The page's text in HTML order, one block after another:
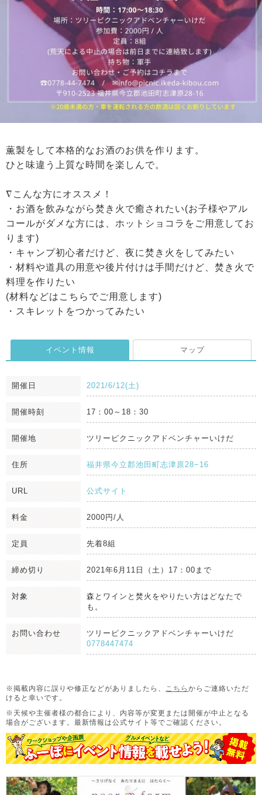
薫製をして本格的なお酒のお供を作ります。
ひと味違う上質な時間を楽しんで。
∇こんな方にオススメ！
・お酒を飲みながら焚き火で癒されたい(お子様やアル
コールがダメな方には、ホットショコラをご用意してお
ります)
・キャンプ初心者だけど、夜に焚き火をしてみたい
・材料や道具の用意や後片付けは手間だけど、焚き火で
料理を作りたい
(材料などはこちらでご用意します)
・スキレットをつかってみたい
イベント情報 マップ
開催日 2021/6/12(土)
開催時刻 17：00～18：30
開催地 ツリーピクニックアドベンチャーいけだ
住所 福井県今立郡池田町志津原28−16
URL 公式サイト
料金 2000円/人
定員 先着8組
締め切り 2021年6月11日（土）17：00まで
対象
森とワインと焚火をやりたい方はどなたで
も。
お問い合わせ
ツリーピクニックアドベンチャーいけだ
0778447474
※掲載内容に誤りや修正などがありましたら、 こちら からご連絡いただ
けると幸いです。
※天候や主催者様の都合により、内容等が変更または開催が中止となる
場合がございます。 最新情報は公式サイト等でご確認ください。